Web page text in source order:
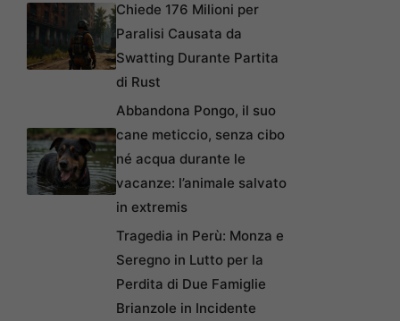
Chiede 176 Milioni per
Paralisi Causata da
Swatting Durante Partita
di Rust
Abbandona Pongo, il suo
cane meticcio, senza cibo
né acqua durante le
vacanze: l’animale salvato
in extremis
Tragedia in Perù: Monza e
Seregno in Lutto per la
Perdita di Due Famiglie
Brianzole in Incidente